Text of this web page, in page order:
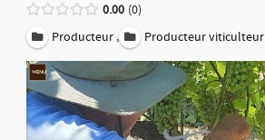
0.00 0
Producteur , Producteur viticulteur